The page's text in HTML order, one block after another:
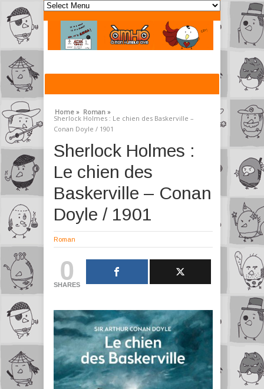
Home » Roman »
Sherlock Holmes : Le chien des Baskerville –
Conan Doyle / 1901
Sherlock Holmes :
Le chien des
Baskerville – Conan
Doyle / 1901
Roman
0
SHARES